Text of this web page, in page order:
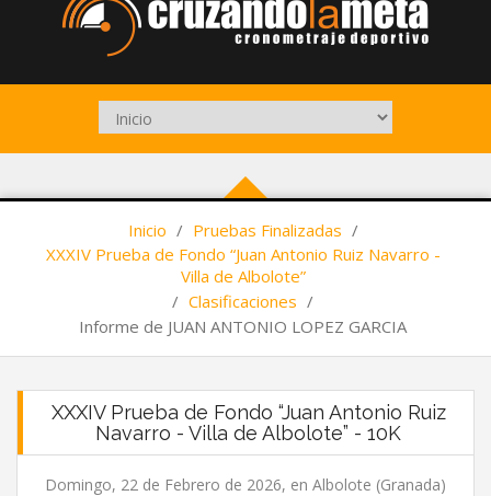
Inicio / Pruebas Finalizadas /
XXXIV Prueba de Fondo “Juan Antonio Ruiz Navarro -
Villa de Albolote”
/ Clasificaciones /
Informe de JUAN ANTONIO LOPEZ GARCIA
XXXIV Prueba de Fondo “Juan Antonio Ruiz
Navarro - Villa de Albolote” - 10K
Domingo, 22 de Febrero de 2026, en Albolote (Granada)